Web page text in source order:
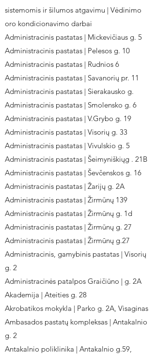
sistemomis ir šilumos atgavimu | Vėdinimo
oro kondicionavimo darbai
Administracinis pastatas | Mickevičiaus g. 5
Administracinis pastatas | Pelesos g. 10
Administracinis pastatas | Rudnios 6
Administracinis pastatas | Savanorių pr. 11
Administracinis pastatas | Sierakausko g.
Administracinis pastatas | Smolensko g. 6
Administracinis pastatas | V.Grybo g. 19
Administracinis pastatas | Visorių g. 33
Administracinis pastatas | Vivulskio g. 5
Administracinis pastatas | Šeimyniškiųg . 21B
Administracinis pastatas | Ševčenskos g. 16
Administracinis pastatas | Žarijų g. 2A
Administracinis pastatas | Žirmūnų 139
Administracinis pastatas | Žirmūnų g. 1d
Administracinis pastatas | Žirmūnų g. 27
Administracinis pastatas | Žirmūnų g.27
Administracinis, gamybinis pastatas | Visorių
g. 2
Administracinės patalpos Graičiūno | g. 2A
Akademija | Ateities g. 28
Akrobatikos mokykla | Parko g. 2A, Visaginas
Ambasados pastatų kompleksas | Antakalnio
g. 2
Antakalnio poliklinika | Antakalnio g.59,